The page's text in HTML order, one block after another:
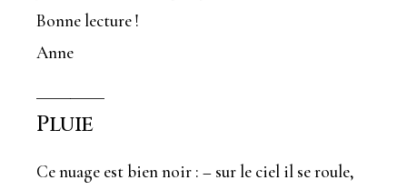
Bonne lecture !
Anne
————
Pluie
Ce nuage est bien noir : – sur le ciel il se roule,